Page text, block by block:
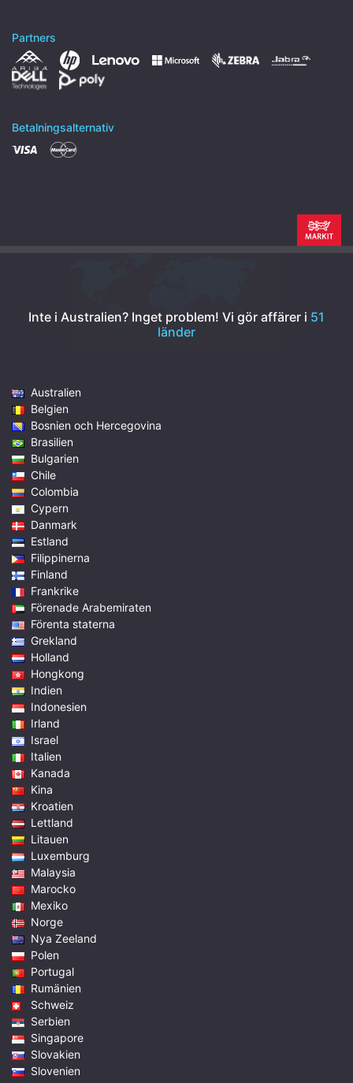
Partners
Betalningsalternativ
Inte i Australien? Inget problem! Vi gör affärer i 51
länder
Australien
Belgien
Bosnien och Hercegovina
Brasilien
Bulgarien
Chile
Colombia
Cypern
Danmark
Estland
Filippinerna
Finland
Frankrike
Förenade Arabemiraten
Förenta staterna
Grekland
Holland
Hongkong
Indien
Indonesien
Irland
Israel
Italien
Kanada
Kina
Kroatien
Lettland
Litauen
Luxemburg
Malaysia
Marocko
Mexiko
Norge
Nya Zeeland
Polen
Portugal
Rumänien
Schweiz
Serbien
Singapore
Slovakien
Slovenien